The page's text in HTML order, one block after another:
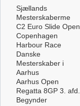
Sjællands
Mesterskaberme
C2 Euro Slide Open
Copenhagen
Harbour Race
Danske
Mesterskaber i
Aarhus
Aarhus Open
Regatta 8GP 3. afd.
Begynder